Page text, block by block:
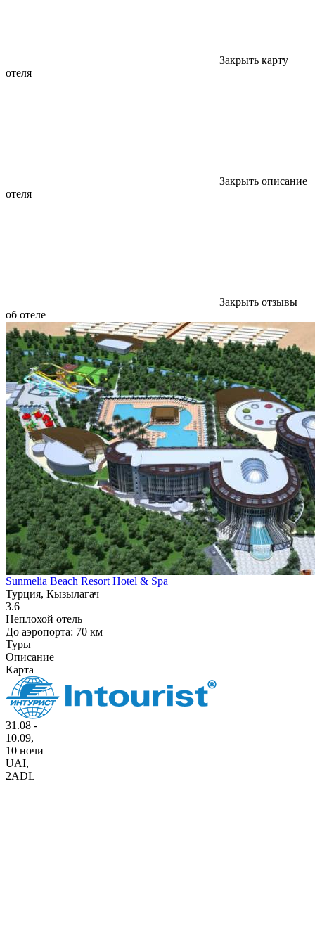
Закрыть карту
отеля
Закрыть описание
отеля
Закрыть отзывы
об отеле
Sunmelia Beach Resort Hotel & Spa
Турция, Кызылагач
3.6
Неплохой отель
До аэропорта: 70 км
Туры
Описание
Карта
31.08 -
10.09,
10 ночи
UAI,
2ADL